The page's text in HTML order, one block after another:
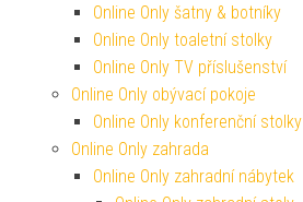
Online Only šatny & botníky
Online Only toaletní stolky
Online Only TV příslušenství
Online Only obývací pokoje
Online Only konferenční stolky
Online Only zahrada
Online Only zahradní nábytek